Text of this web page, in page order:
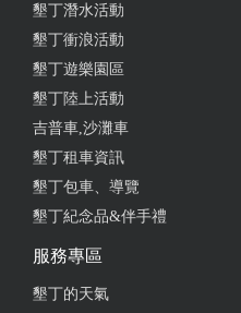
墾丁潛水活動
墾丁衝浪活動
墾丁遊樂園區
墾丁陸上活動
吉普車,沙灘車
墾丁租車資訊
墾丁包車、導覽
墾丁紀念品&伴手禮
服務專區
墾丁的天氣